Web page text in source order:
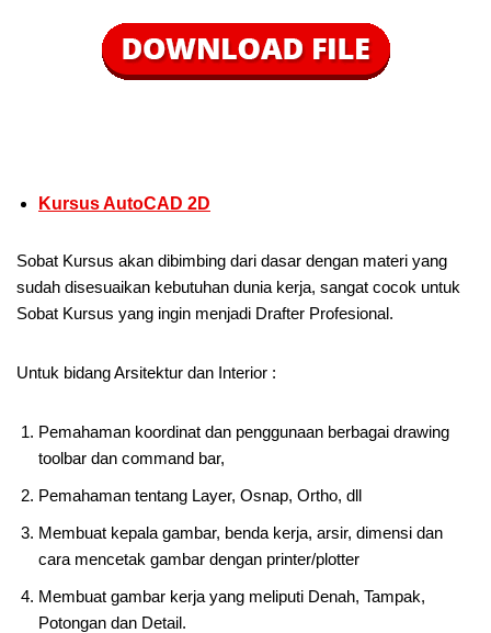
Kursus AutoCAD 2D
Sobat Kursus akan dibimbing dari dasar dengan materi yang
sudah disesuaikan kebutuhan dunia kerja, sangat cocok untuk
Sobat Kursus yang ingin menjadi Drafter Profesional.
Untuk bidang Arsitektur dan Interior :
Pemahaman koordinat dan penggunaan berbagai drawing
toolbar dan command bar,
Pemahaman tentang Layer, Osnap, Ortho, dll
Membuat kepala gambar, benda kerja, arsir, dimensi dan
cara mencetak gambar dengan printer/plotter
Membuat gambar kerja yang meliputi Denah, Tampak,
Potongan dan Detail.